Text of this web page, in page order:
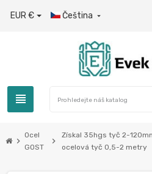
EUR € Čeština 
view_headline
chevron_right
Ocel
GOST
chevron_right
Získal 35hgs tyč 2-
ocelová tyč 0,5-2 metry